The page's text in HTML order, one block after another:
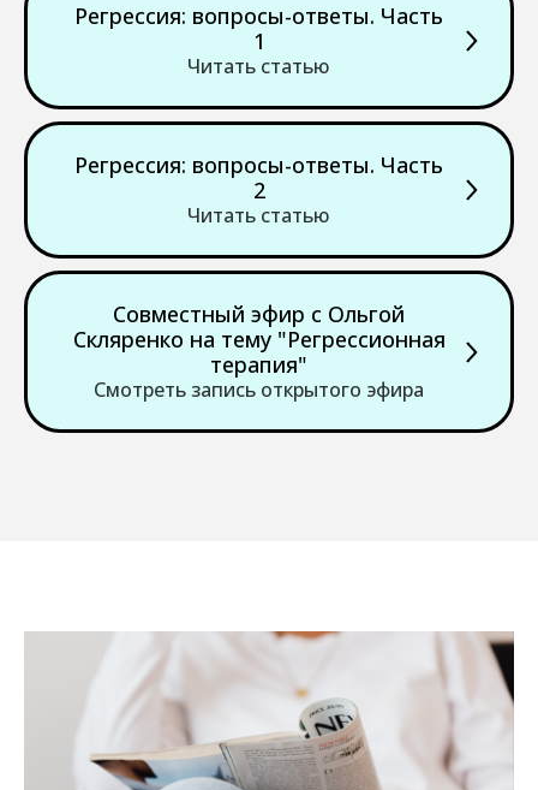
Регрессия: вопросы-ответы. Часть
1
Читать статью
Регрессия: вопросы-ответы. Часть
2
Читать статью
Совместный эфир с Ольгой
Скляренко на тему "Регрессионная
терапия"
Смотреть запись открытого эфира